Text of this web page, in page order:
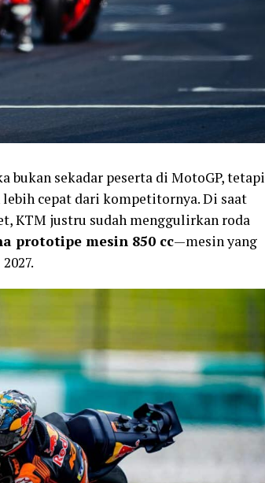
bukan sekadar peserta di MotoGP, tetapi
cepat dari kompetitornya. Di saat
KTM justru sudah menggulirkan roda
prototipe mesin 850 cc—mesin yang